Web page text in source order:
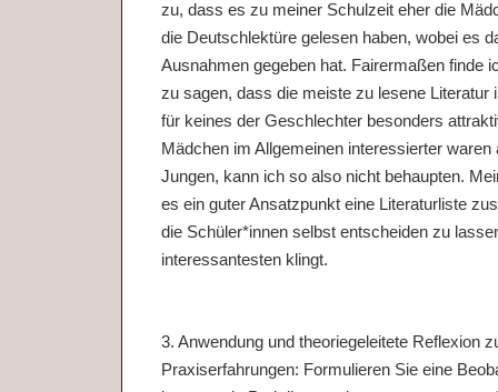
zu, dass es zu meiner Schulzeit eher die
die Deutschlektüre gelesen haben, wobei es
Ausnahmen gegeben hat. Fairermaßen finde
zu sagen, dass die meiste zu lesene Literatur
für keines der Geschlechter besonders
Mädchen im Allgemeinen interessierter waren
Jungen, kann ich so also nicht behaupten.
es ein guter Ansatzpunkt eine Literaturliste
die Schüler*innen selbst entscheiden zu
interessantesten klingt.
3. Anwendung und theoriegeleitete Reflexion
Praxiserfahrungen: Formulieren Sie eine